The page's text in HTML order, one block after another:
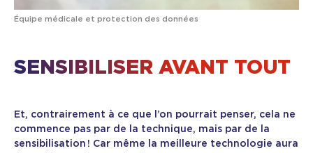
Équipe médicale et protection des données
SENSIBILISER AVANT TOUT
Et, contrairement à ce que l’on pourrait penser, cela ne
commence pas par de la technique, mais par de la
sensibilisation ! Car même la meilleure technologie aura